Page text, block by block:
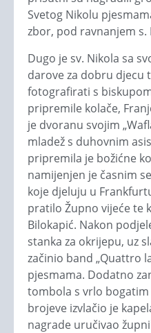
Svetog Nikolu
zbor, pod ravnanjem s.
Dugo je sv. Nikola sa
darove za dobru djecu
fotografirati s
pripremile kolače,
je dvoranu svojim
mladež s duhovnim
pripremila je božićne
namijenjen je časnim
koje djeluju u
pratilo Župno vijeće te
Bilokapić. Nakon
stanka za okrijepu, uz
začinio band „Quattro
pjesmama. Dodatno
tombola s vrlo
brojeve izvlačio je
nagrade uručivao